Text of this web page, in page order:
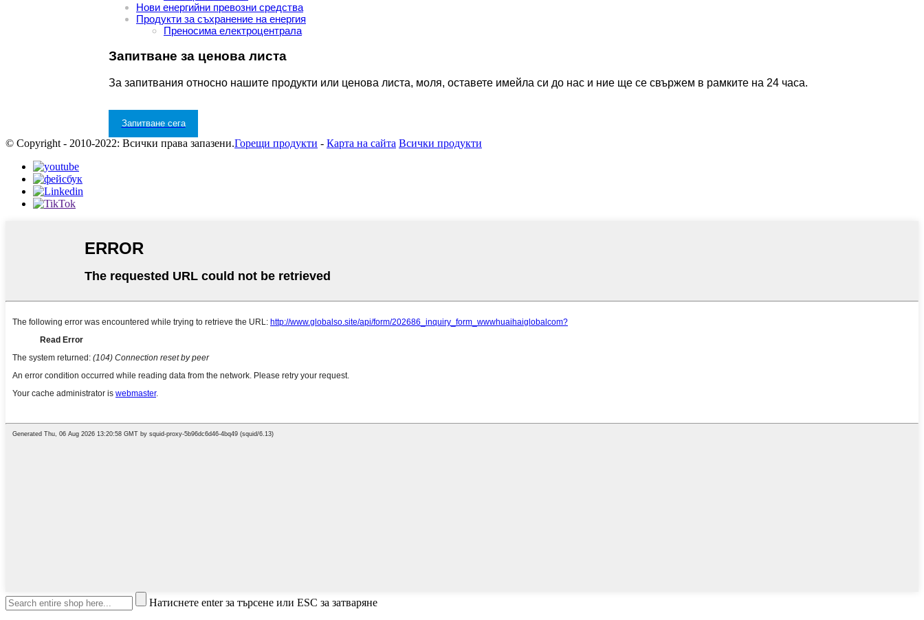
Нови енергийни превозни средства
Продукти за съхранение на енергия
Преносима електроцентрала
Запитване за ценова листа
За запитвания относно нашите продукти или ценова листа, моля, оставете имейла си до нас и ние ще се свържем в рамките на 24 часа.
Запитване сега
© Copyright - 2010-2022: Всички права запазени.Горещи продукти - Карта на сайта Всички продукти
Натиснете enter за търсене или ESC за затваряне